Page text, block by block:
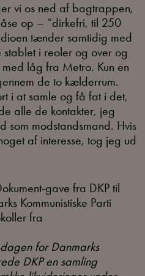
vi os ned af bagtrappen,
op – “dirkefri, til 250
tænder samtidig med
i reoler og over og
låg fra Metro. Kun en
de to kælderrum.
i at samle og få fat i det,
alle de kontakter, jeg
som modstandsmand. Hvis
af interesse, tog jeg ud
for Danmarks
DKP en samling